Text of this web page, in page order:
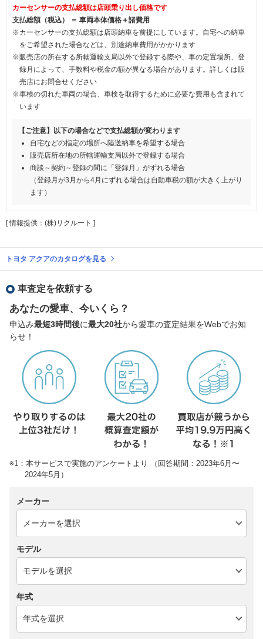
カーセンサーの支払総額は店頭乗り出し価格です
支払総額（税込） ＝ 車両本体価格＋諸費用
※カーセンサーの支払総額は店頭納車を前提にしています。自宅への納車
をご希望された場合などは、別途納車費用がかかります
※販売店の所在する所轄運輸支局以外で登録する際や、車の定置場所、登
録月によって、手数料や税金の額が異なる場合があります。詳しくは販
売店にお問合せください
※車検の切れた車両の場合、車検を取得するために必要な費用も含まれて
います
【ご注意】以下の場合などで支払総額が変わります
自宅などの指定の場所へ陸送納車を希望する場合
販売店所在地の所轄運輸支局以外で登録する場合
商談～契約～登録の間に「登録月」がずれる場合
（登録月が3月から4月にずれる場合は自動車税の額が大きく上がり
ます）
[ 情報提供：(株)リクルート ]
トヨタ アクアのカタログを見る
車査定を依頼する
あなたの愛車、今いくら？
申込み最短3時間後に最大20社から愛車の査定結果をWebでお知
らせ！
※1：本サービスで実施のアンケートより （回答期間：2023年6月〜
2024年5月）
メーカー
モデル
年式